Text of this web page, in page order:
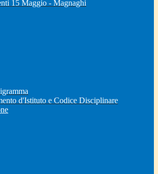
15 Maggio - Magnaghi
d'Istituto e Codice Disciplinare